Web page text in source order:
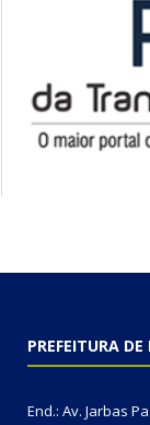
PREFEITURA
End.: Av. Jarbas